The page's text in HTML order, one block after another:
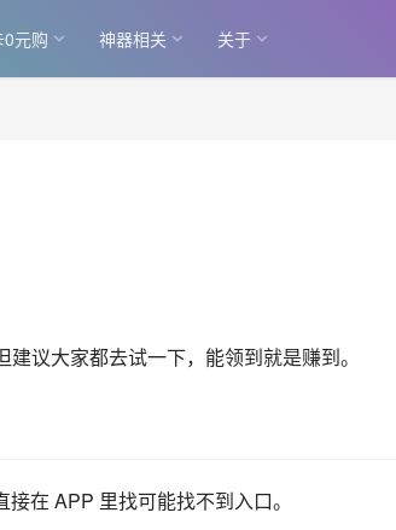
元购 神器相关 关于
议大家都去试一下，能领到就是赚到。
在 APP 里找可能找不到入口。